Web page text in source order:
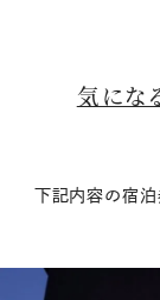
気にな
下記内容の宿泊